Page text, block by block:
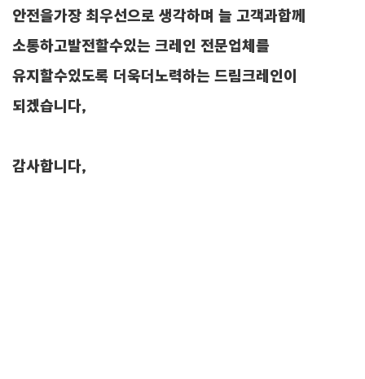
안전을가장 최우선으로 생각하며 늘 고객과합께
소통하고발전할수있는 크레인 전문업체를
유지할수있도록 더욱더노력하는 드림크레인이
되겠습니다,
감사합니다,